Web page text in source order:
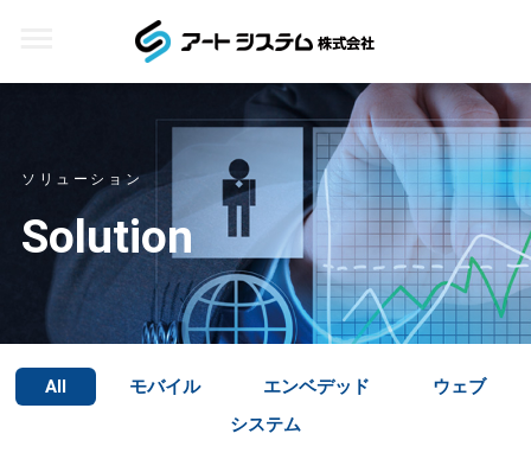
ソリューション
Solution
All モバイル エンベデッド
ウェブ
システム